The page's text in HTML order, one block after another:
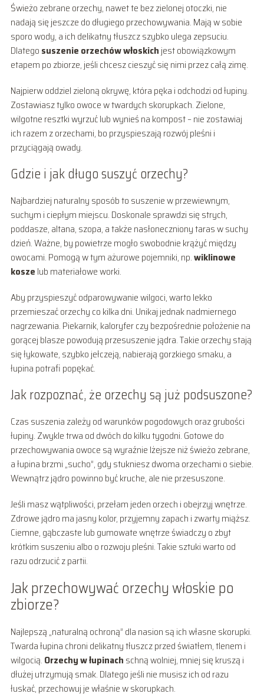
Świeżo zebrane orzechy, nawet te bez zielonej otoczki, nie
nadają się jeszcze do długiego przechowywania. Mają w sobie
sporo wody, a ich delikatny tłuszcz szybko ulega zepsuciu.
Dlatego suszenie orzechów włoskich jest obowiązkowym
etapem po zbiorze, jeśli chcesz cieszyć się nimi przez całą zimę.
Najpierw oddziel zieloną okrywę, która pęka i odchodzi od łupiny.
Zostawiasz tylko owoce w twardych skorupkach. Zielone,
wilgotne resztki wyrzuć lub wynieś na kompost – nie zostawiaj
ich razem z orzechami, bo przyspieszają rozwój pleśni i
przyciągają owady.
Gdzie i jak długo suszyć orzechy?
Najbardziej naturalny sposób to suszenie w przewiewnym,
suchym i ciepłym miejscu. Doskonale sprawdzi się strych,
poddasze, altana, szopa, a także nasłoneczniony taras w suchy
dzień. Ważne, by powietrze mogło swobodnie krążyć między
owocami. Pomogą w tym ażurowe pojemniki, np.wiklinowe
kosze lub materiałowe worki.
Aby przyspieszyć odparowywanie wilgoci, warto lekko
przemieszać orzechy co kilka dni. Unikaj jednak nadmiernego
nagrzewania. Piekarnik, kaloryfer czy bezpośrednie położenie na
gorącej blasze powodują przesuszenie jądra. Takie orzechy stają
się łykowate, szybko jełczeją, nabierają gorzkiego smaku, a
łupina potrafi popękać.
Jak rozpoznać, że orzechy są już podsuszone?
Czas suszenia zależy od warunków pogodowych oraz grubości
łupiny. Zwykle trwa od dwóch do kilku tygodni. Gotowe do
przechowywania owoce są wyraźnie lżejsze niż świeżo zebrane,
a łupina brzmi „sucho”, gdy stukniesz dwoma orzechami o siebie.
Wewnątrz jądro powinno być kruche, ale nie przesuszone.
Jeśli masz wątpliwości, przełam jeden orzech i obejrzyj wnętrze.
Zdrowe jądro ma jasny kolor, przyjemny zapach i zwarty miąższ.
Ciemne, gąbczaste lub gumowate wnętrze świadczy o zbyt
krótkim suszeniu albo o rozwoju pleśni. Takie sztuki warto od
razu odrzucić z partii.
Jak przechowywać orzechy włoskie po
zbiorze?
Najlepszą „naturalną ochroną” dla nasion są ich własne skorupki.
Twarda łupina chroni delikatny tłuszcz przed światłem, tlenem i
wilgocią. Orzechy w łupinach schną wolniej, mniej się kruszą i
dłużej utrzymują smak. Dlatego jeśli nie musisz ich od razu
łuskać, przechowuj je właśnie w skorupkach.